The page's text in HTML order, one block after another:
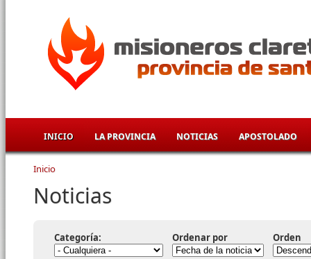
INICIO LA PROVINCIA NOTICIAS APOSTOLADO
Se encuentra usted aquí
Inicio
Noticias
Categoría: Ordenar por Orden